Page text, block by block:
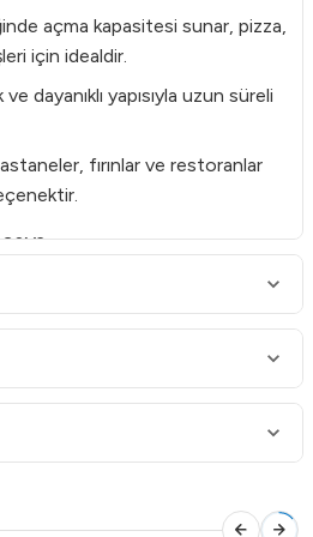
açma kapasitesi sunar, pizza,
için idealdir.
dayanıklı yapısıyla uzun süreli
fırınlar ve restoranlar
mutfak ekipmanlarında güvenilir
yüksek performansıyla
etmenizi sağlar.
kontrol paneli ve kullanıcı dostu
kaliteli materyallerden üretilmiş